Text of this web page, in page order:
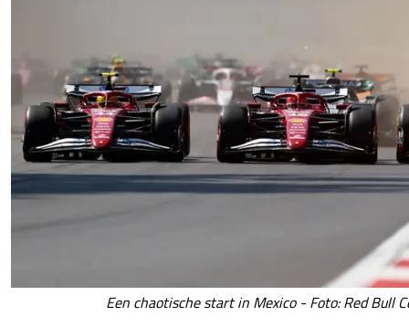
Een chaotische start in Mexico - Foto: Red Bull